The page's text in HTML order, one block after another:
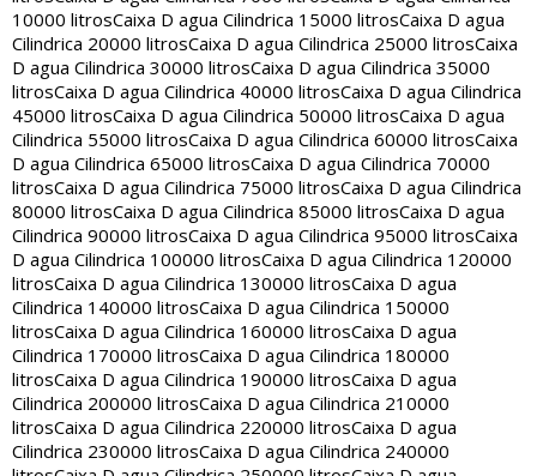
10000 litrosCaixa D agua Cilindrica 15000 litrosCaixa D agua
Cilindrica 20000 litrosCaixa D agua Cilindrica 25000 litrosCaixa
D agua Cilindrica 30000 litrosCaixa D agua Cilindrica 35000
litrosCaixa D agua Cilindrica 40000 litrosCaixa D agua Cilindrica
45000 litrosCaixa D agua Cilindrica 50000 litrosCaixa D agua
Cilindrica 55000 litrosCaixa D agua Cilindrica 60000 litrosCaixa
D agua Cilindrica 65000 litrosCaixa D agua Cilindrica 70000
litrosCaixa D agua Cilindrica 75000 litrosCaixa D agua Cilindrica
80000 litrosCaixa D agua Cilindrica 85000 litrosCaixa D agua
Cilindrica 90000 litrosCaixa D agua Cilindrica 95000 litrosCaixa
D agua Cilindrica 100000 litrosCaixa D agua Cilindrica 120000
litrosCaixa D agua Cilindrica 130000 litrosCaixa D agua
Cilindrica 140000 litrosCaixa D agua Cilindrica 150000
litrosCaixa D agua Cilindrica 160000 litrosCaixa D agua
Cilindrica 170000 litrosCaixa D agua Cilindrica 180000
litrosCaixa D agua Cilindrica 190000 litrosCaixa D agua
Cilindrica 200000 litrosCaixa D agua Cilindrica 210000
litrosCaixa D agua Cilindrica 220000 litrosCaixa D agua
Cilindrica 230000 litrosCaixa D agua Cilindrica 240000